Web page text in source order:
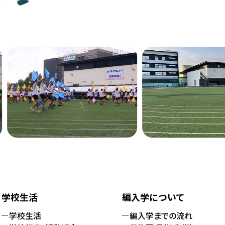
学校生活
学校生活
編入学について
編入学までの流れ